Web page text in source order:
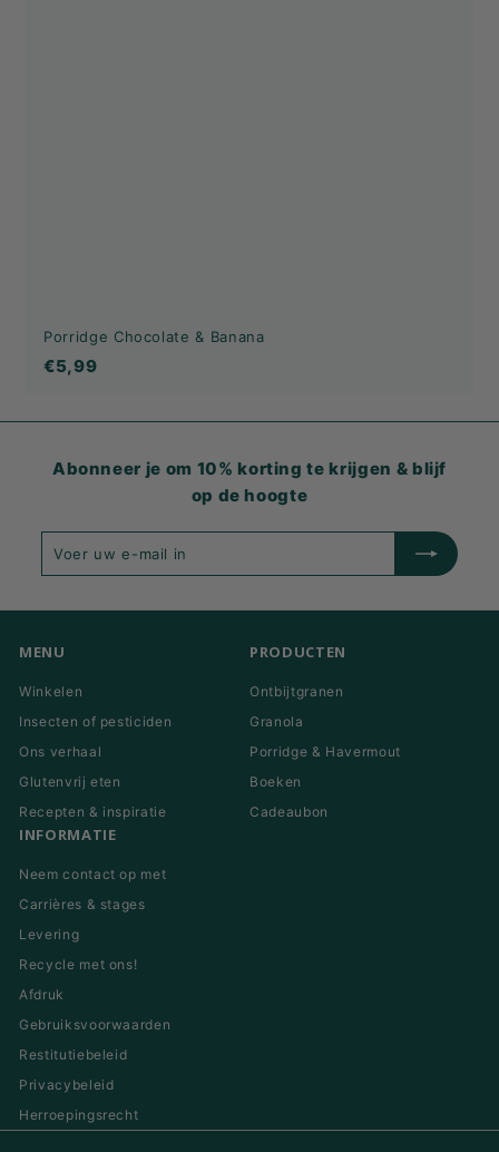
Porridge Chocolate & Banana
€5,99€5,99
Abonneer je om 10% korting te krijgen & blijf
op de hoogte
mail
MENU
Winkelen
Insecten of pesticiden
Ons verhaal
Glutenvrij eten
Recepten & inspiratie
PRODUCTEN
Ontbijtgranen
Granola
Porridge & Havermout
Boeken
Cadeaubon
INFORMATIE
Neem contact op met
Carrières & stages
Levering
Recycle met ons!
Afdruk
Gebruiksvoorwaarden
Restitutiebeleid
Privacybeleid
Herroepingsrecht